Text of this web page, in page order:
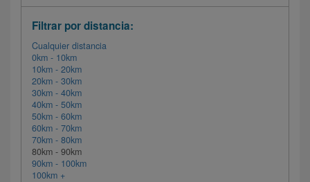
Filtrar por distancia:
Cualquier distancia
0km - 10km
10km - 20km
20km - 30km
30km - 40km
40km - 50km
50km - 60km
60km - 70km
70km - 80km
80km - 90km
90km - 100km
100km +